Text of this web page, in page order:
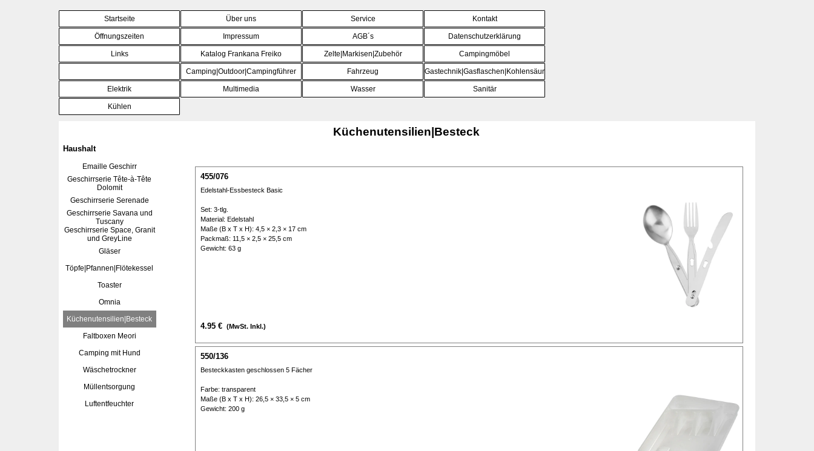
Menü überspringen
Startseite Über uns Service Kontakt
Öffnungszeiten Impressum AGB´s Datenschutzerklärung
Links Katalog Frankana Freiko Zelte|Markisen|Zubehör ▼
Campingmöbel
▼
Camping|Outdoor|Campingführer ▼
Fahrzeug ▼
Gastechnik|Gasflaschen|Kohlensäure
Elektrik ▼
Multimedia ▼
Wasser ▼
Sanitär
Kühlen
Küchenutensilien|Besteck
Haushalt
455/076
Edelstahl-Essbesteck Basic
Set: 3-tlg.
Material: Edelstahl
Maße (B x T x H): 4,5 × 2,3 × 17 cm
Packmaß: 11,5 × 2,5 × 25,5 cm
Gewicht: 63 g
4.95 € (MwSt. Inkl.)
550/136
Besteckkasten geschlossen 5 Fächer
Farbe: transparent
Maße (B x T x H): 26,5 × 33,5 × 5 cm
Gewicht: 200 g
Emaille Geschirr
Geschirrserie Tête-à-Tête
Dolomit
Geschirrserie Serenade
Geschirrserie Savana und
Tuscany
Geschirrserie Space, Granit
und GreyLine
Gläser
Töpfe|Pfannen|Flötekessel
Toaster
Omnia
Küchenutensilien|Besteck
Faltboxen Meori
Camping mit Hund
Wäschetrockner
Müllentsorgung
Luftentfeuchter